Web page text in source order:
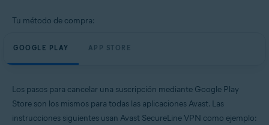
Tu método de compra:
GOOGLE PLAY APP STORE
Los pasos para cancelar una suscripción mediante Google Play
Store son los mismos para todas las aplicaciones Avast. Las
instrucciones siguientes usan Avast SecureLine VPN como ejemplo: